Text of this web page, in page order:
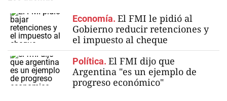
Economía. El FMI le pidió al
Gobierno reducir retenciones y
el impuesto al cheque
Política. El FMI dijo que
Argentina "es un ejemplo de
progreso económico"